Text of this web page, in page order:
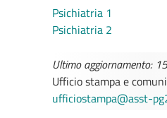
Psichiatria 1
Psichiatria 2
Ultimo aggiornamento:
Ufficio stampa e
ufficiostampa@asst-